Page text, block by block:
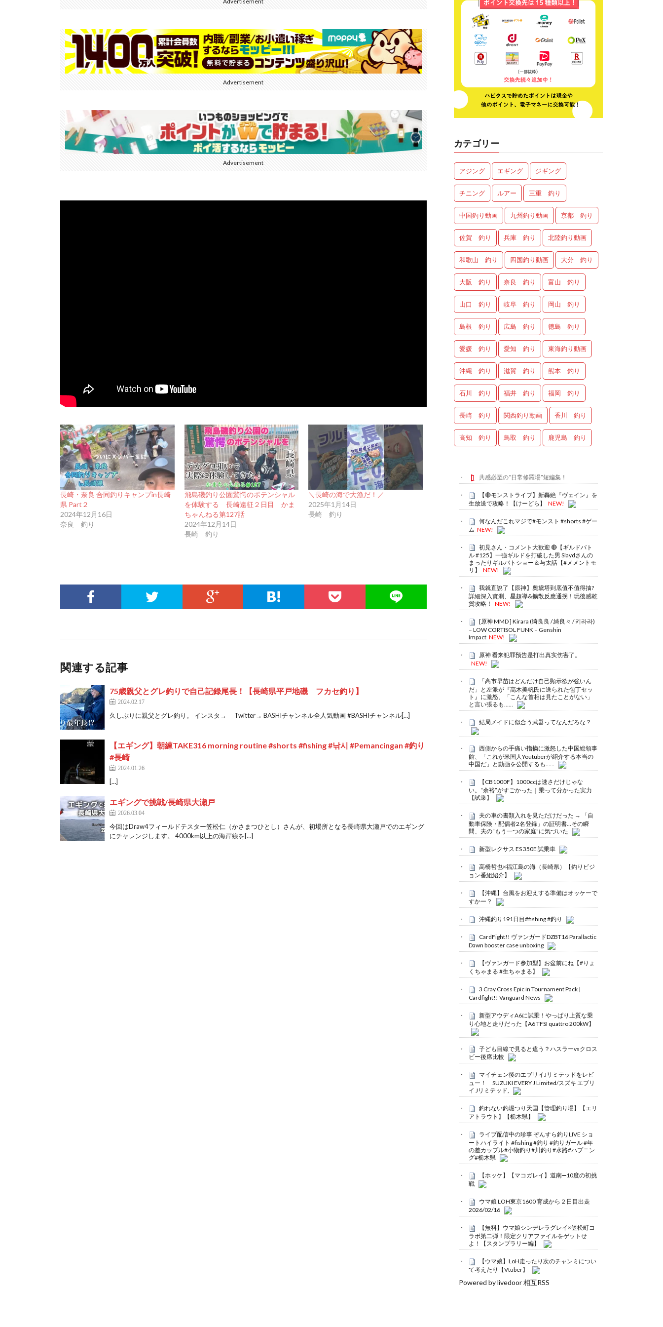
Advertisement
Advertisement
長崎・奈良 合同釣りキャンプin長崎
県 Part２
2024年12月16日
奈良 釣り
飛島磯釣り公園驚愕のポテンシャル
を体験する 長崎遠征２日目 かま
ちゃんねる第127話
2024年12月14日
長崎 釣り
＼長崎の海で大漁だ！／
2025年1月14日
長崎 釣り
関連する記事
75歳親父とグレ釣りで自己記録尾長！【長崎県平戸地磯 フカセ釣り】
2024.02.17
久しぶりに親父とグレ釣り。 インスタ→ Twitter→ BASHIチャンネル全人気動画 #BASHIチャンネル[…]
【エギング】朝練TAKE316 morning routine #shorts #fishing #낚시 #Pemancingan #釣り
#長崎
2024.01.26
[…]
エギングで挑戦/長崎県大瀬戸
2026.03.04
今回はDraw4フィールドテスター笠松仁（かさまつひとし）さんが、初場所となる長崎県大瀬戸でのエギング
にチャレンジします。 4000km以上の海岸線を[…]
カテゴリー
アジング エギング ジギング
チニング ルアー 三重 釣り
中国釣り動画 九州釣り動画 京都 釣り
佐賀 釣り 兵庫 釣り 北陸釣り動画
和歌山 釣り 四国釣り動画 大分 釣り
大阪 釣り 奈良 釣り 富山 釣り
山口 釣り 岐阜 釣り 岡山 釣り
島根 釣り 広島 釣り 徳島 釣り
愛媛 釣り 愛知 釣り 東海釣り動画
沖縄 釣り 滋賀 釣り 熊本 釣り
石川 釣り 福井 釣り 福岡 釣り
長崎 釣り 関西釣り動画 香川 釣り
高知 釣り 鳥取 釣り 鹿児島 釣り
共感必至の“日常修羅場”短編集！
【🔴モンストライブ】新轟絶『ヴェイン』を
生放送で攻略！【けーどら】
NEW!
何なんだこれマジで#モンスト #shorts #ゲー
ム NEW!
初見さん・コメント大歓迎 🔴【ギルドバト
ル #125】一強ギルドを打破した男 Slaydさんの
まったりギルバトショー＆与太話【#メメントモ
リ】
NEW!
我就直說了【原神】奧黛塔到底值不值得抽?
詳細深入實測、星超導&擴散反應通拐！玩後感乾
貨攻略！
NEW!
[原神 MMD ] Kirara (绮良良 / 綺良々 / 키라라)
– LOW CORTISOL FUNK – Genshin
Impact NEW!
原神 看来犯罪预告是打出真实伤害了。
NEW!
「高市早苗はどんだけ自己顕示欲が強いん
だ」と左派が『高木美帆氏に送られた包丁セッ
ト』に激怒、「こんな首相は見たことがない」
と言い張るも……
結局メイドに似合う武器ってなんだろな？
西側からの手痛い指摘に激怒した中国総領事
館、「これが米国人Youtuberが紹介する本当の
中国だ」と動画を公開するも……
【CB1000F】1000ccは速さだけじゃな
い。“余裕”がすごかった｜乗って分かった実力
【試乗】
夫の車の書類入れを見ただけだった → 「自
動車保険・配偶者2名登録」の証明書…その瞬
間、夫の“もう一つの家庭”に気づいた
新型レクサス ES 350E 試乗車
高橋哲也×福江島の海（長崎県）【釣りビジ
ョン番組紹介】
【沖縄】台風をお迎えする準備はオッケーで
すかー？
沖縄釣り191日目#fishing #釣り
CardFight!! ヴァンガードDZBT16 Parallactic
Dawn booster case unboxing
【ヴァンガード参加型】お盆前にね【#りょ
くちゃまる #生ちゃまる】
3 Cray Cross Epic in Tournament Pack |
Cardfight!! Vanguard News
新型アウディA6に試乗！やっぱり上質な乗
り心地と走りだった【A6 TFSI quattro 200kW】
子ども目線で見ると違う？ハスラーvsクロス
ビー後席比較
マイチェン後のエブリイJリミテッドをレビ
ュー！ SUZUKI EVERY J Limited/スズキ エブリ
イ Jリミテッド,
釣れない釣堀つり天国【管理釣り場】【エリ
アトラウト】【栃木県】
ライブ配信中の珍事 ぞんすら釣りLIVE ショ
ートハイライト #fishing #釣り #釣りガール #年
の差カップル#小物釣り#川釣り#水路#ハプニン
グ#栃木県
【ホッケ】【マコガレイ】道南➖10度の初挑
戦
ウマ娘 LOH東京1600 育成から２日目出走
2026/02/16
【無料】ウマ娘シンデレラグレイ×笠松町コ
ラボ第二弾！限定クリアファイルをゲットせ
よ！【スタンプラリー編】
【ウマ娘】LoH走ったり次のチャンミについ
て考えたり【Vtuber】
Powered by livedoor 相互RSS